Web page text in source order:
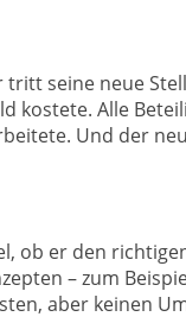
seine neue
kostete. Alle
Und der
ob er den
– zum
aber keinen